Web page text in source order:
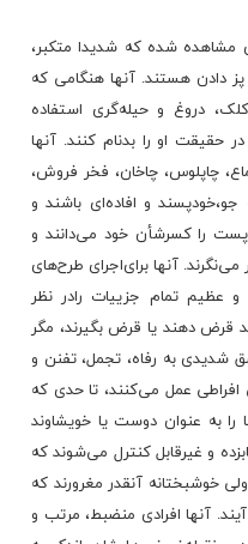
مشاهده‌ شده‌ که‌ شدیدا متکبر،
پز دادن‌ هستند. آنها هنگامی‌ که‌
دروغ‌ و حیله‌گری‌ استفاده‌
حقیقت‌ او را بدنام‌ کنند. آنها
چاپلوس‌، چاخان‌، فخر فروش‌،
و افاده‌ای‌ باشند و
پست‌ را کسرشأن‌ خود می‌دانند و
آنها برای‌اجرای‌ طرح‌های‌
و عظیم‌ تمام‌ جزییات‌ رادر نظر
قرض‌ دهند یا قرض‌ بگیرند، مگر
شدیدی‌ به‌ رفاه‌، تجمل‌، تفنن‌ و
عمل‌ می‌کنند، تا حدی‌ که‌
به‌ عنوان‌ دوست‌ یا خویشاوند
و غیرقابل‌ کنترل‌ می‌شوند که‌
خوشبختانه‌ آنقدر مغرورند که‌
آنها افرادی‌ منضبط، مرتب‌ و